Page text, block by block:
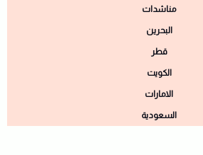
مناشدات
البحرين
قطر
الكويت
الامارات
السعودية